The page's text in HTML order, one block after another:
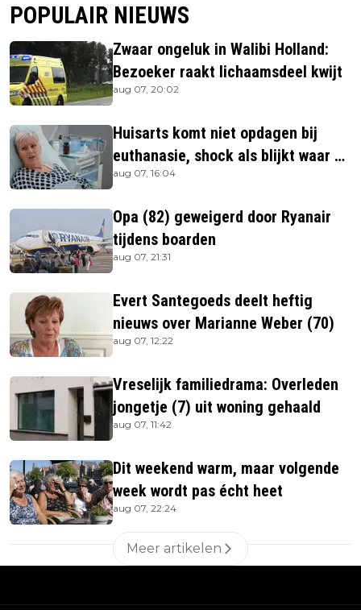
POPULAIR NIEUWS
Zwaar ongeluk in Walibi Holland:
Bezoeker raakt lichaamsdeel kwijt
aug 07, 20:02
Huisarts komt niet opdagen bij
euthanasie, shock als blijkt waar ze
is
aug 07, 16:04
Opa (82) geweigerd door Ryanair
tijdens boarden
aug 07, 21:31
Evert Santegoeds deelt heftig
nieuws over Marianne Weber (70)
aug 07, 12:22
Vreselijk familiedrama: Overleden
jongetje (7) uit woning gehaald
aug 07, 11:42
Dit weekend warm, maar volgende
week wordt pas écht heet
aug 07, 22:24
Meer artikelen